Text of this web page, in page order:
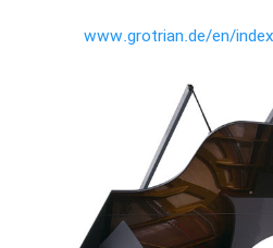
www.grotrian.de/en/